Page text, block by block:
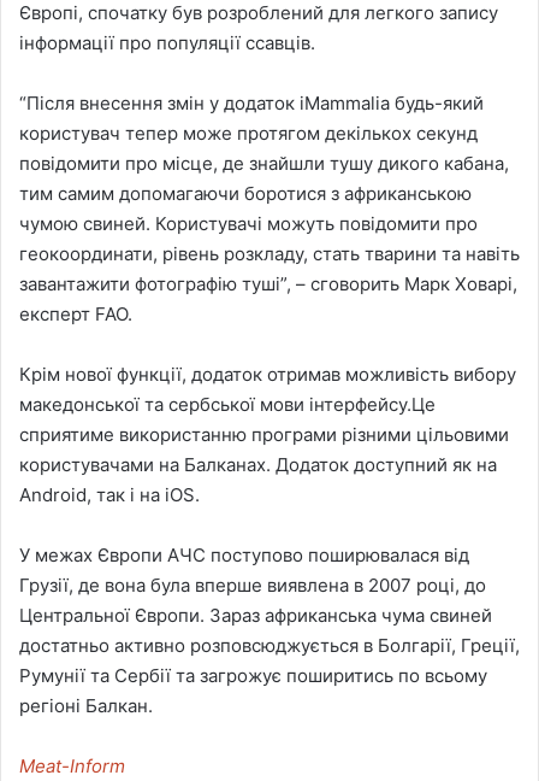
Європі, спочатку був розроблений для легкого запису
інформації про популяції ссавців.
“Після внесення змін у додаток iMammalia будь-який
користувач тепер може протягом декількох секунд
повідомити про місце, де знайшли тушу дикого кабана,
тим самим допомагаючи боротися з африканською
чумою свиней. Користувачі можуть повідомити про
геокоординати, рівень розкладу, стать тварини та навіть
завантажити фотографію туші”, – сговорить Марк Ховарі,
експерт FAO.
Крім нової функції, додаток отримав можливість вибору
македонської та сербської мови інтерфейсу.Це
сприятиме використанню програми різними цільовими
користувачами на Балканах. Додаток доступний як на
Android, так і на iOS.
У межах Європи АЧС поступово поширювалася від
Грузії, де вона була вперше виявлена в 2007 році, до
Центральної Європи. Зараз африканська чума свиней
достатньо активно розповсюджується в Болгарії, Греції,
Румунії та Сербії та загрожує поширитись по всьому
регіоні Балкан.
Meat-Inform